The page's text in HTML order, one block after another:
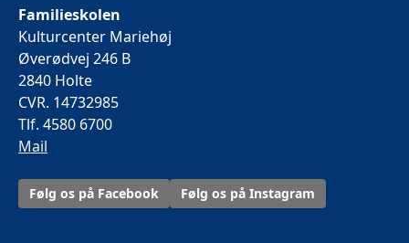
Familieskolen
Kulturcenter Mariehøj
Øverødvej 246 B
2840 Holte
CVR. 14732985
Tlf. 4580 6700
Mail
Følg os på Facebook Følg os på Instagram